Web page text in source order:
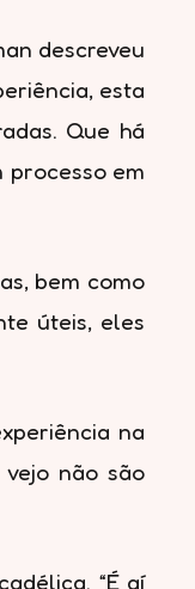
descreveu
esta
Que há
processo em
bem como
úteis, eles
na
não são
“É aí